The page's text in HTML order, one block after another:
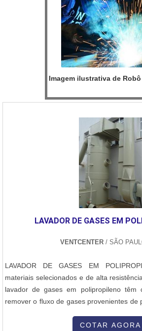
Imagem ilustrativa de
LAVADOR DE GASES EM
VENTCENTER/ SÃO
LAVADOR DE GASES EM
materiais selecionados e de alta
lavador de gases em polipropileno têm
remover o fluxo de gases provenientes de
filtragem. EFICIÊNCIAToda aCOTAR AGORA